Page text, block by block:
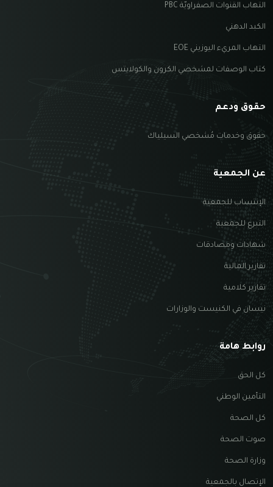
التهاب القنوات الصفراويّة PBC
الكبد الدهني
التهاب المريء اليوزيني EOE
كتاب الوصفات لمشخصي الكرون والكولايتس
حقوق ودعم
حقوق وخدمات مُشخصي السيلياك
عن الجمعية
الإنتساب للجمعية
التبرع للجمعية
شهادات ومصادقات
تقارير المالية
تقارير كلامية
نيسان في الكنيست والوزارات
روابط هامة
كل الحق
التأمين الوطني
كل الصحة
صوت الصحة
وزارة الصحة
الإتصال بالجمعية